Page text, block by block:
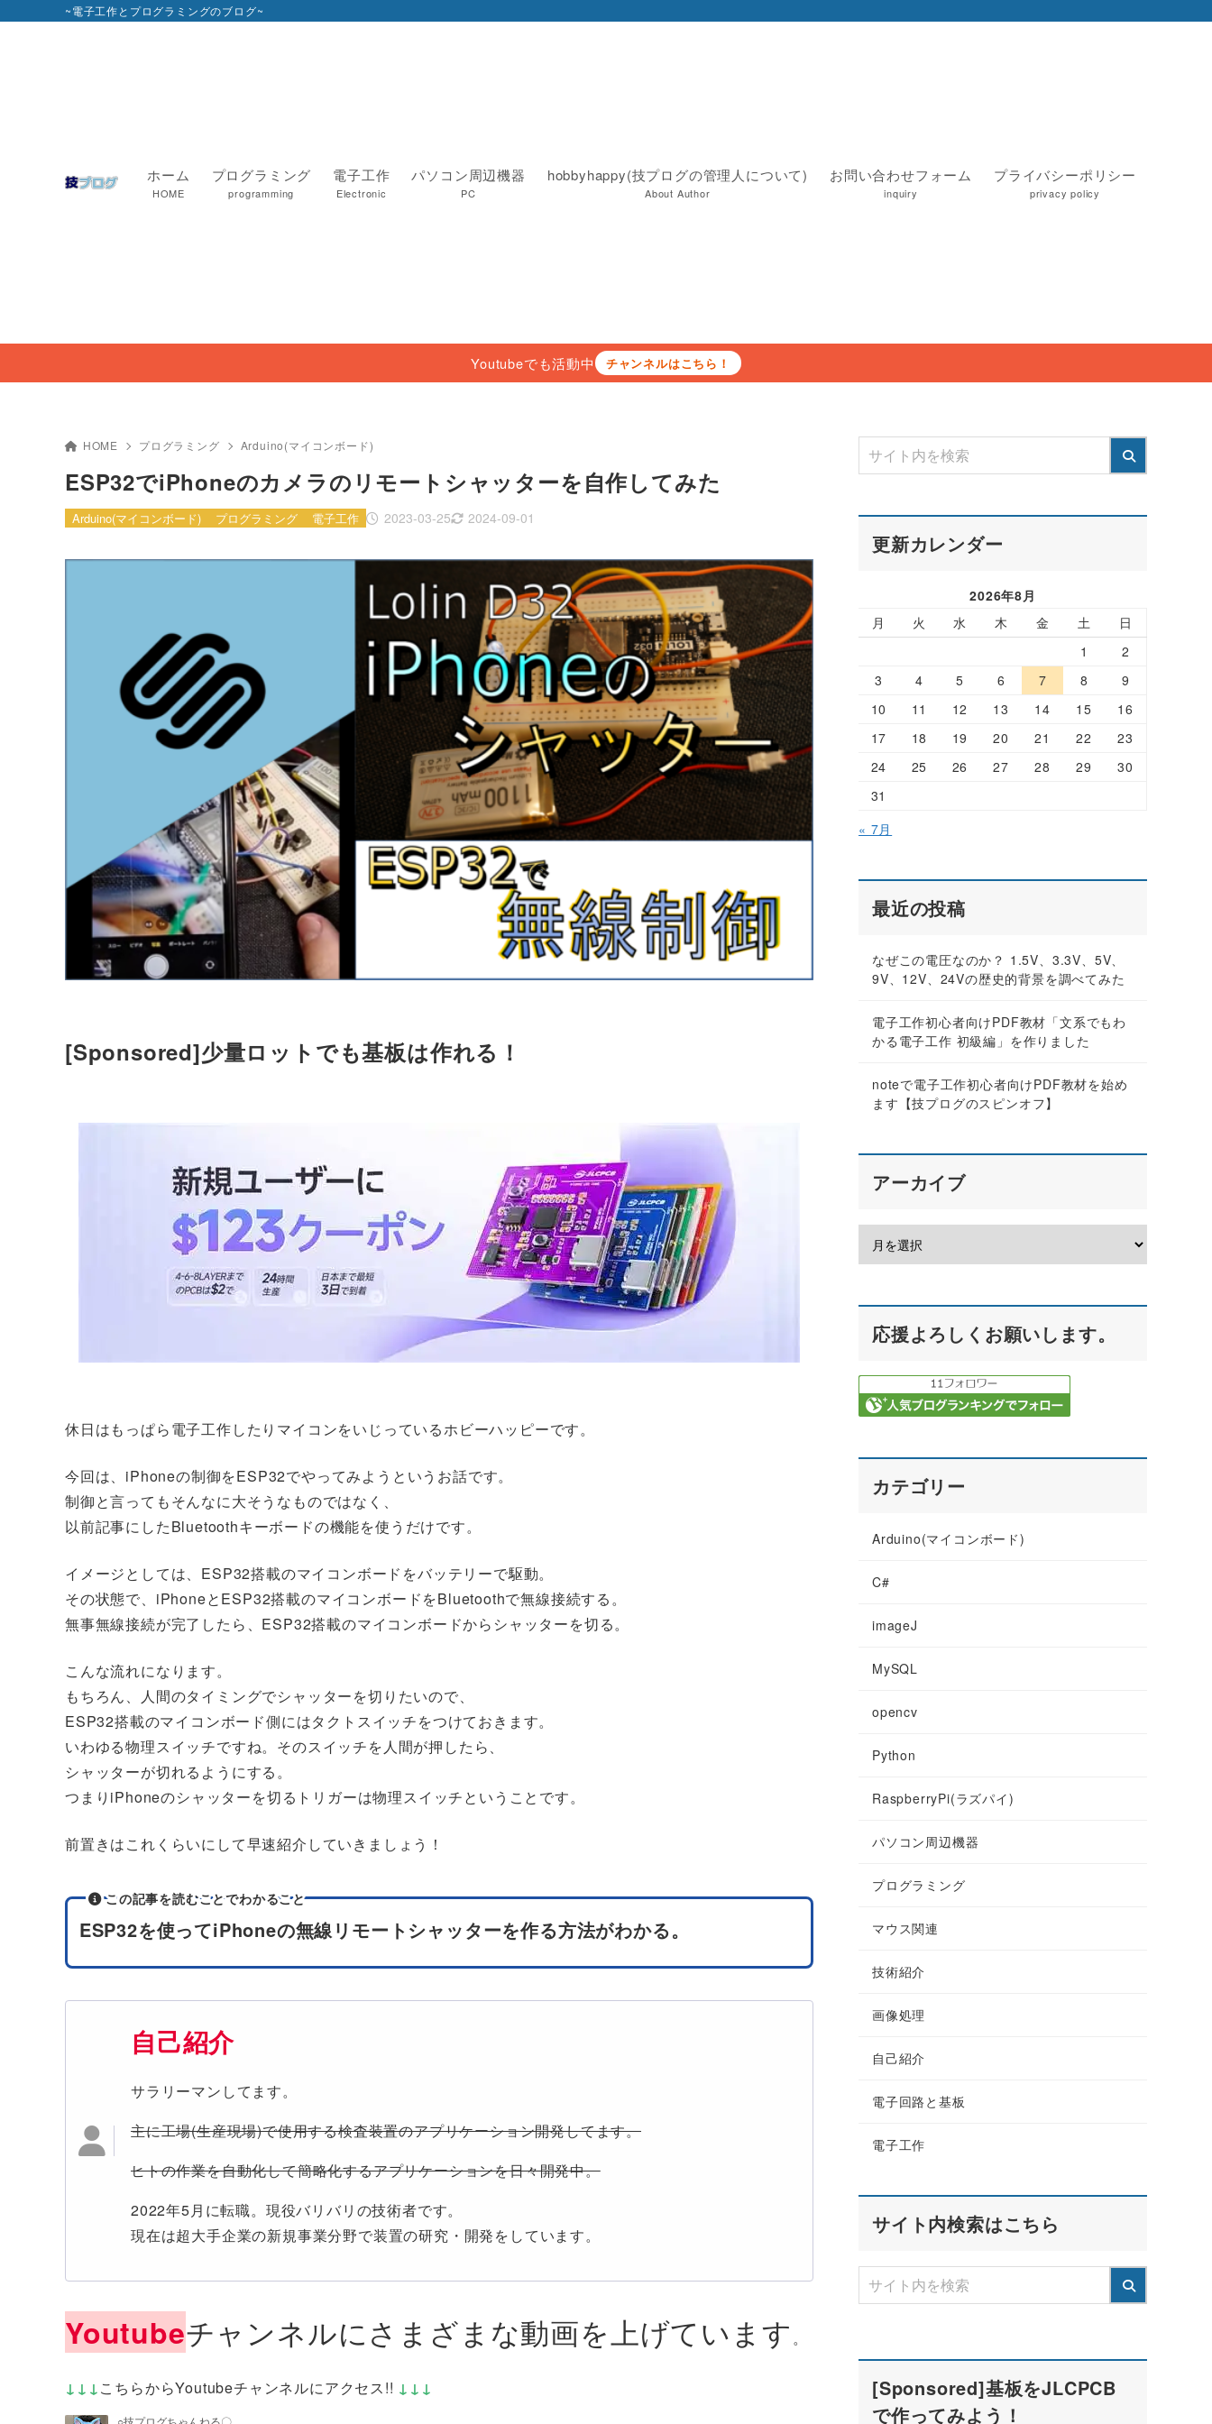
~電子工作とプログラミングのブログ~
ホーム
HOME
プログラミング
programming
電子工作
Electronic
パソコン周辺機器
PC
hobbyhappy(技プログの管理人について)
About Author
お問い合わせフォーム
inquiry
プライバシーポリシー
privacy policy
Youtubeでも活動中 チャンネルはこちら！
HOME プログラミング Arduino(マイコンボード)
ESP32でiPhoneのカメラのリモートシャッターを自作してみた
2023-03-25 2024-09-01
Arduino(マイコンボード) プログラミング 電子工作
[Sponsored]少量ロットでも基板は作れる！
休日はもっぱら電子工作したりマイコンをいじっているホビーハッピーです。
今回は、iPhoneの制御をESP32でやってみようというお話です。
制御と言ってもそんなに大そうなものではなく、
以前記事にしたBluetoothキーボードの機能を使うだけです。
イメージとしては、ESP32搭載のマイコンボードをバッテリーで駆動。
その状態で、iPhoneとESP32搭載のマイコンボードをBluetoothで無線接続する。
無事無線接続が完了したら、ESP32搭載のマイコンボードからシャッターを切る。
こんな流れになります。
もちろん、人間のタイミングでシャッターを切りたいので、
ESP32搭載のマイコンボード側にはタクトスイッチをつけておきます。
いわゆる物理スイッチですね。そのスイッチを人間が押したら、
シャッターが切れるようにする。
つまりiPhoneのシャッターを切るトリガーは物理スイッチということです。
前置きはこれくらいにして早速紹介していきましょう！
この記事を読むことでわかること
ESP32を使ってiPhoneの無線リモートシャッターを作る方法がわかる。
自己紹介
サラリーマンしてます。
主に工場(生産現場)で使用する検査装置のアプリケーション開発してます。
ヒトの作業を自動化して簡略化するアプリケーションを日々開発中。
2022年5月に転職。現役バリバリの技術者です。
現在は超大手企業の新規事業分野で装置の研究・開発をしています。
Youtubeチャンネルにさまざまな動画を上げています 。
↓↓↓こちらからYoutubeチャンネルにアクセス!! ↓↓↓
更新カレンダー
2026年8月
月
火 水 木 金 土
日
1
2
3
4 5 6 7 8
9
10
11 12 13 14 15
16
17
18 19 20 21 22
23
24
25 26 27 28 29
30
31
« 7月
最近の投稿
なぜこの電圧なのか？ 1.5V、3.3V、5V、
9V、12V、24Vの歴史的背景を調べてみた
電子工作初心者向けPDF教材「文系でもわ
かる電子工作 初級編」を作りました
noteで電子工作初心者向けPDF教材を始め
ます【技プログのスピンオフ】
アーカイブ
応援よろしくお願いします。
カテゴリー
Arduino(マイコンボード)
C#
imageJ
MySQL
opencv
Python
RaspberryPi(ラズパイ)
パソコン周辺機器
プログラミング
マウス関連
技術紹介
画像処理
自己紹介
電子回路と基板
電子工作
サイト内検索はこちら
[Sponsored]基板をJLCPCB
で作ってみよう！